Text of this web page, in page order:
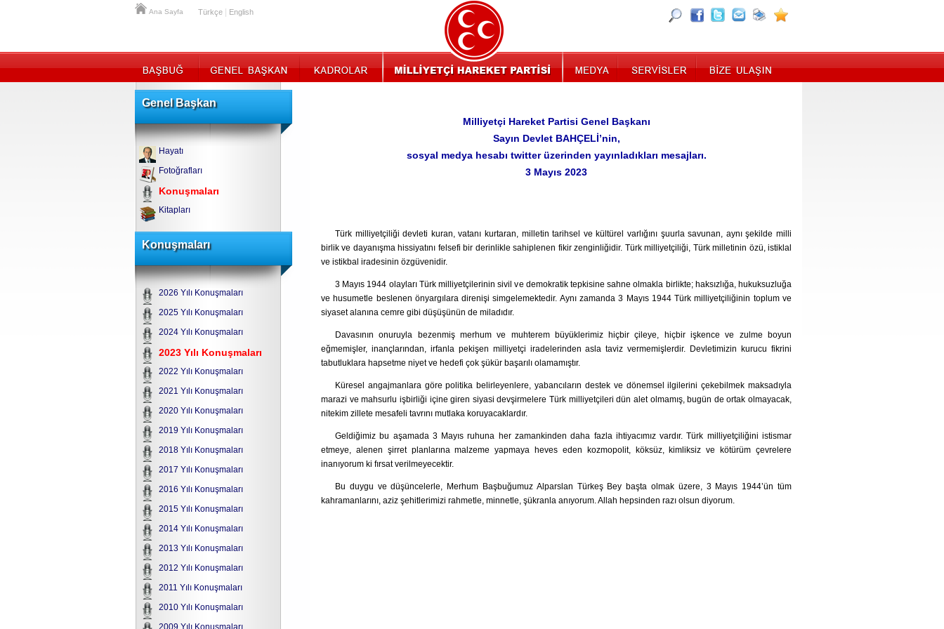
Ana Sayfa Türkçe English
Genel Başkan
Hayatı
Fotoğrafları
Konuşmaları
Kitapları
Konuşmaları
2026 Yılı Konuşmaları
2025 Yılı Konuşmaları
2024 Yılı Konuşmaları
2023 Yılı Konuşmaları
2022 Yılı Konuşmaları
2021 Yılı Konuşmaları
2020 Yılı Konuşmaları
2019 Yılı Konuşmaları
2018 Yılı Konuşmaları
2017 Yılı Konuşmaları
2016 Yılı Konuşmaları
2015 Yılı Konuşmaları
2014 Yılı Konuşmaları
2013 Yılı Konuşmaları
2012 Yılı Konuşmaları
2011 Yılı Konuşmaları
2010 Yılı Konuşmaları
Milliyetçi Hareket Partisi Genel Başkanı
Sayın Devlet BAHÇELİ’nin,
sosyal medya hesabı twitter üzerinden yayınladıkları mesajları.
3 Mayıs 2023
Türk milliyetçiliği devleti kuran, vatanı kurtaran, milletin tarihsel ve kültürel varlığını şuurla savunan, aynı şekilde milli
birlik ve dayanışma hissiyatını felsefi bir derinlikle sahiplenen fikir zenginliğidir. Türk milliyetçiliği, Türk milletinin özü, istiklal
ve istikbal iradesinin özgüvenidir.
3 Mayıs 1944 olayları Türk milliyetçilerinin sivil ve demokratik tepkisine sahne olmakla birlikte; haksızlığa, hukuksuzluğa
ve husumetle beslenen önyargılara direnişi simgelemektedir. Aynı zamanda 3 Mayıs 1944 Türk milliyetçiliğinin toplum ve
siyaset alanına cemre gibi düşüşünün de miladıdır.
Davasının onuruyla bezenmiş merhum ve muhterem büyüklerimiz hiçbir çileye, hiçbir işkence ve zulme boyun
eğmemişler, inançlarından, irfanla pekişen milliyetçi iradelerinden asla taviz vermemişlerdir. Devletimizin kurucu fikrini
tabutluklara hapsetme niyet ve hedefi çok şükür başarılı olamamıştır.
Küresel angajmanlara göre politika belirleyenlere, yabancıların destek ve dönemsel ilgilerini çekebilmek maksadıyla
marazi ve mahsurlu işbirliği içine giren siyasi devşirmelere Türk milliyetçileri dün alet olmamış, bugün de ortak olmayacak,
nitekim zillete mesafeli tavrını mutlaka koruyacaklardır.
Geldiğimiz bu aşamada 3 Mayıs ruhuna her zamankinden daha fazla ihtiyacımız vardır. Türk milliyetçiliğini istismar
etmeye, alenen şirret planlarına malzeme yapmaya heves eden kozmopolit, köksüz, kimliksiz ve kötürüm çevrelere
inanıyorum ki fırsat verilmeyecektir.
Bu duygu ve düşüncelerle, Merhum Başbuğumuz Alparslan Türkeş Bey başta olmak üzere, 3 Mayıs 1944’ün tüm
kahramanlarını, aziz şehitlerimizi rahmetle, minnetle, şükranla anıyorum. Allah hepsinden razı olsun diyorum.